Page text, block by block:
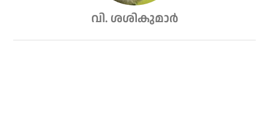
വി. ശശികുമാര്‍